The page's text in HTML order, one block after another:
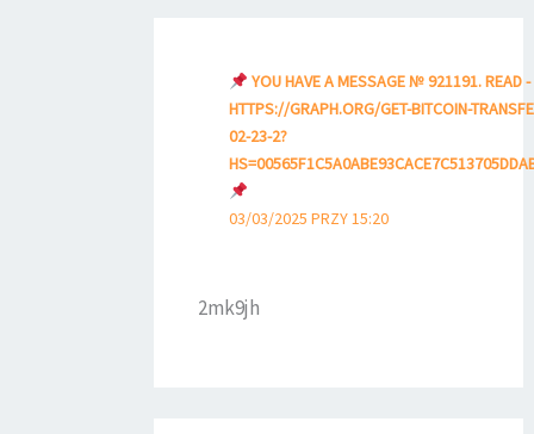
YOU HAVE A MESSAGE № 921191. READ -
HTTPS://GRAPH.ORG/GET-BITCOIN-
02-23-2?
03/03/2025 PRZY 15:20
2mk9jh